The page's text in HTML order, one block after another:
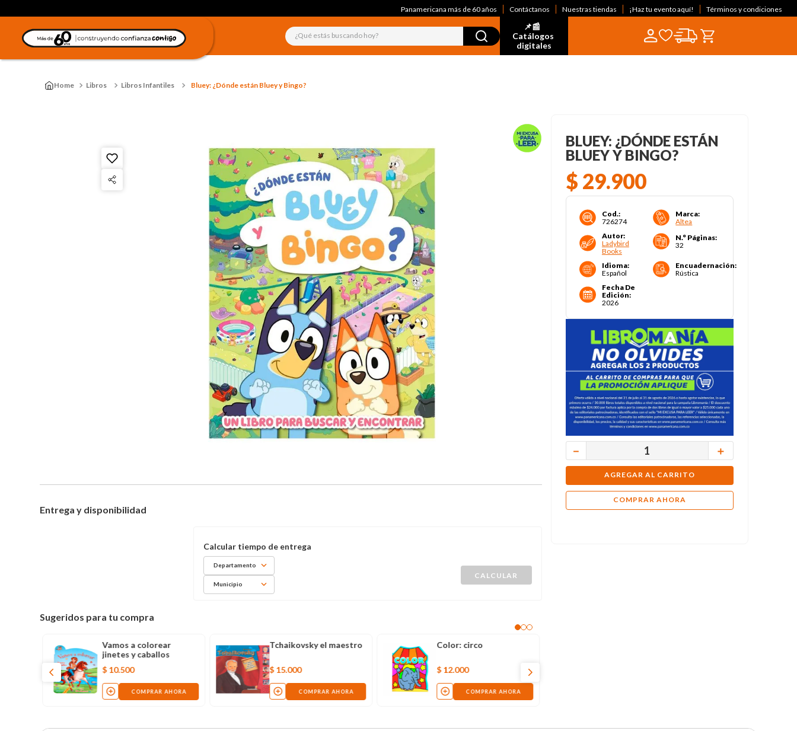
Panamericana más de 60 años Contáctanos Nuestras tiendas ¡Haz tu evento aquí! Términos y condiciones
¿Qué estás buscando hoy?
📌📰
Catálogos
digitales
Libros Libros Infantiles Bluey: ¿Dónde están Bluey y Bingo?
Entrega y disponibilidad
Departamento
Municipio
Sugeridos para tu compra
Vamos a colorear
jinetes y caballos
$ 10.500
COMPRAR AHORA
Tchaikovsky el maestro
$ 15.000
COMPRAR AHORA
Color: circo
$ 12.000
COMPRAR AHORA
BLUEY: ¿DÓNDE ESTÁN
BLUEY Y BINGO?
$ 29.900
Cod.:
726274
Marca:
Altea
Autor:
Ladybird
Books
N.° Páginas:
32
Idioma:
Español
Encuadernación:
Rústica
Fecha De
Edición:
2026
＋
－
AGREGAR AL CARRITO
COMPRAR AHORA